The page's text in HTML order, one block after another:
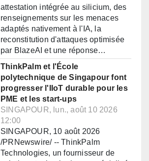
attestation intégrée au silicium, des
renseignements sur les menaces
adaptés nativement à l'IA, la
reconstitution d'attaques optimisée
par BlazeAI et une réponse…
ThinkPalm et l'École
polytechnique de Singapour font
progresser l'IIoT durable pour les
PME et les start-ups
SINGAPOUR, lun., août 10 2026
12:00
SINGAPOUR, 10 août 2026
/PRNewswire/ -- ThinkPalm
Technologies, un fournisseur de